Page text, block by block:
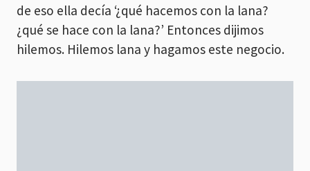
de eso ella decía ‘¿qué hacemos con la lana?
¿qué se hace con la lana?’ Entonces dijimos
hilemos. Hilemos lana y hagamos este negocio.